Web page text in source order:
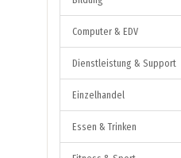
Computer & EDV
Dienstleistung & Support
Einzelhandel
Essen & Trinken